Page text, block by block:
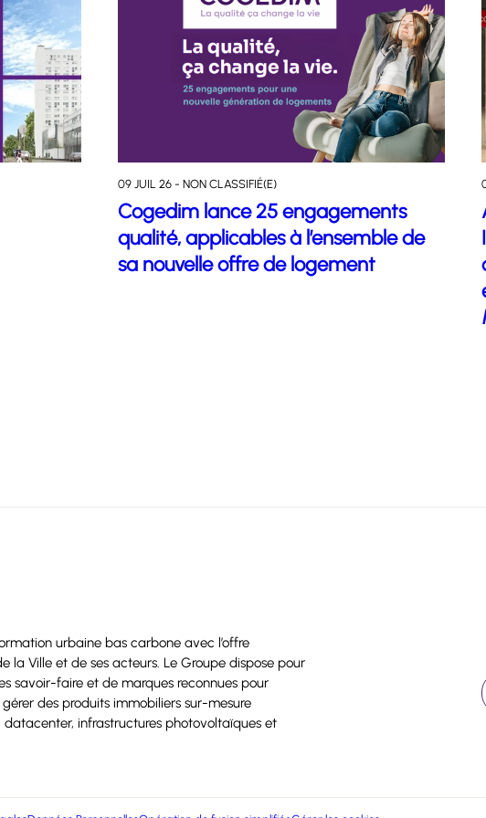
09 JUIL 26 - NON CLASSIFIÉ(E)
Cogedim lance 25 engagements
qualité, applicables à l’ensemble de
sa nouvelle offre de logement
urbaine bas carbone avec l’offre
la Ville et de ses acteurs. Le Groupe dispose pour
savoir-faire et de marques reconnues pour
des produits immobiliers sur-mesure
infrastructures photovoltaïques et